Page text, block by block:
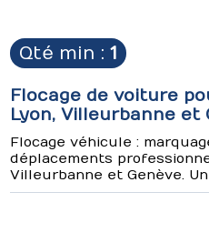
Qté min :1
Flocage de voiture
Lyon, Villeurbanne et
Flocage véhicule :
déplacements
Villeurbanne et Genève.